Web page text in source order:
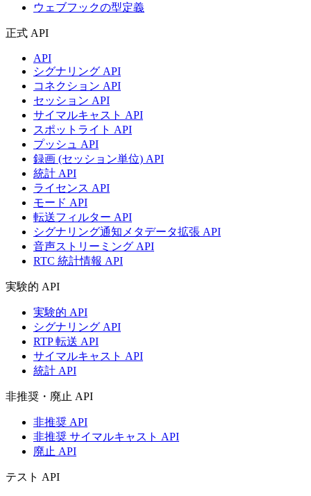
ウェブフックの型定義
正式 API
API
シグナリング API
コネクション API
セッション API
サイマルキャスト API
スポットライト API
プッシュ API
録画 (セッション単位) API
統計 API
ライセンス API
モード API
転送フィルター API
シグナリング通知メタデータ拡張 API
音声ストリーミング API
RTC 統計情報 API
実験的 API
実験的 API
シグナリング API
RTP 転送 API
サイマルキャスト API
統計 API
非推奨・廃止 API
非推奨 API
非推奨 サイマルキャスト API
廃止 API
テスト API